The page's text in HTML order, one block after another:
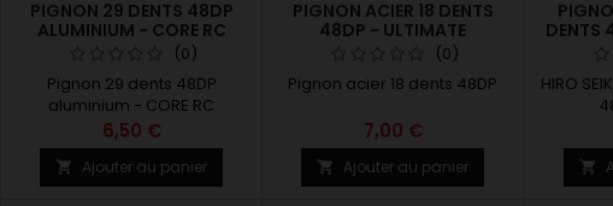
PIGNON 29 DENTS 48DP
ALUMINIUM - CORE RC
(0)
Pignon 29 dents 48DP
aluminium - CORE RC
6,50 €
 Ajouter au panier
PIGNON ACIER 18 DENTS
48DP - ULTIMATE
(0)
Pignon acier 18 dents 48DP
7,00 €
 Ajouter au panier
DENTS
HIRO
